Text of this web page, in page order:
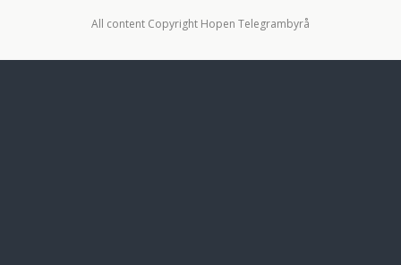
All content Copyright Hopen Telegrambyrå